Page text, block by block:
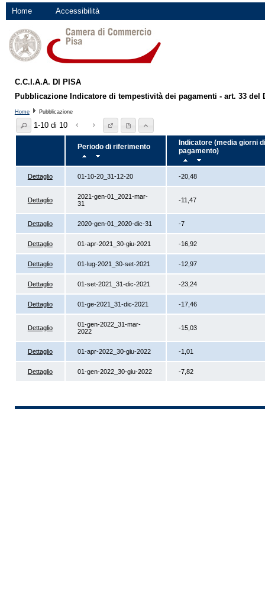
Home Accessibilità
C.C.I.A.A. DI PISA
Pubblicazione Indicatore di tempestività dei pagamenti - art. 33 del
Home Pubblicazione
1-10 di 10
Periodo di riferimento
Indicatore (media giorni di
pagamento)
Dettaglio 01-10-20_31-12-20 -20,48
Dettaglio
2021-gen-01_2021-mar-
31
-11,47
Dettaglio 2020-gen-01_2020-dic-31 -7
Dettaglio 01-apr-2021_30-giu-2021 -16,92
Dettaglio 01-lug-2021_30-set-2021 -12,97
Dettaglio 01-set-2021_31-dic-2021 -23,24
Dettaglio 01-ge-2021_31-dic-2021 -17,46
Dettaglio
01-gen-2022_31-mar-
2022
-15,03
Dettaglio 01-apr-2022_30-giu-2022 -1,01
Dettaglio 01-gen-2022_30-giu-2022 -7,82